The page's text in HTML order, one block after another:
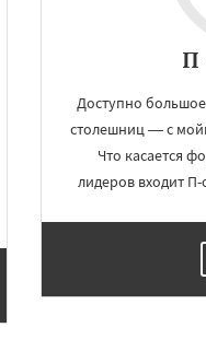
П
Доступно
столешниц — с
Что касается
лидеров входит